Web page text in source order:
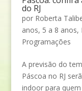
do RJ
por Roberta
anos, 5 a 8 anos,
Programações
A previsão do
Páscoa no RJ
indoor para